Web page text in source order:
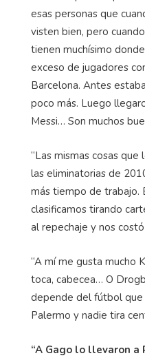
esas personas que
visten bien, pero
tienen muchísimo
exceso de jugadores
Barcelona. Antes
poco más. Luego
Messi… Son muchos
“Las mismas cosas que
las eliminatorias de
más tiempo de trabajo.
clasificamos tirando
al repechaje y nos costó
“A mí me gusta mucho
toca, cabecea… O
depende del fútbol que
Palermo y nadie tira
“A Gago lo llevaron a